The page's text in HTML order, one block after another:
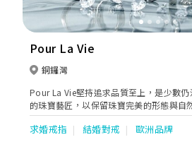
Pour La Vie
銅鑼灣
Pour La Vie堅持追求品質至上，是少數
的珠寶藝匠，以保留珠寶完美的形態與自
采。為了讓您見證珠寶從構思至誕生的全
模保留相贈，與珠寶如影相伴，留念一生。
求婚戒指 結婚對戒 歐洲品牌